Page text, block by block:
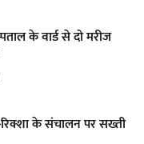
के वार्ड से दो मरीज
रिक्शा के संचालन पर सख्ती